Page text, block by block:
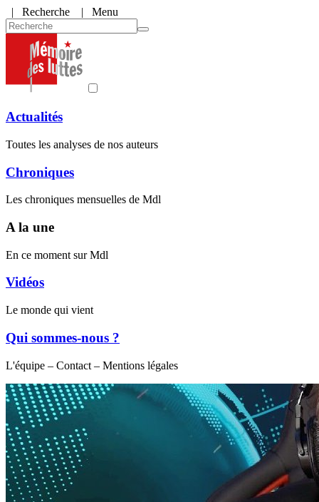
| Recherche | Menu
Actualités
Toutes les analyses de nos auteurs
Chroniques
Les chroniques mensuelles de Mdl
A la une
En ce moment sur Mdl
Vidéos
Le monde qui vient
Qui sommes-nous ?
L'équipe – Contact – Mentions légales